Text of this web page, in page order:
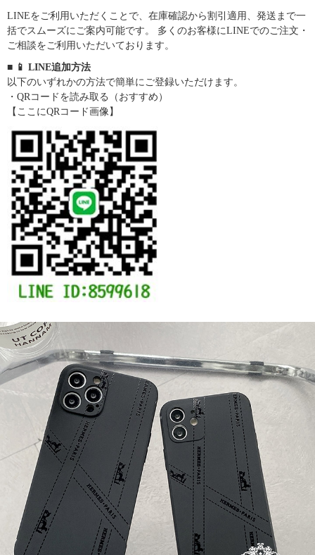
LINEをご利用いただくことで、在庫確認から割引適用、発送まで一
括でスムーズにご案内可能です。 多くのお客様にLINEでのご注文・
ご相談をご利用いただいております。
■ 📱 LINE追加方法
以下のいずれかの方法で簡単にご登録いただけます。
・QRコードを読み取る（おすすめ）
【ここにQRコード画像】